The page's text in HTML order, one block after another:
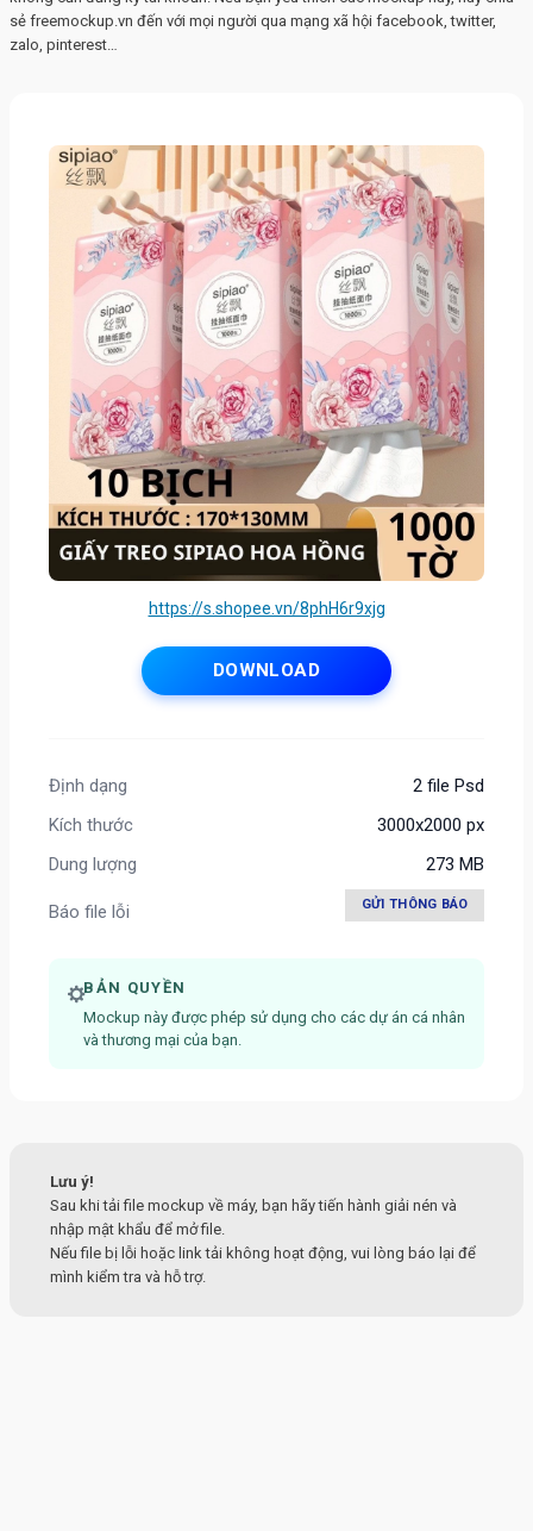
sẻ freemockup.vn đến với mọi người qua mạng xã hội facebook, twitter,
zalo, pinterest…
https://s.shopee.vn/8phH6r9xjg
DOWNLOAD
Định dạng
2 file Psd
Kích thước
3000x2000 px
Dung lượng
273 MB
Báo file lỗi GỬI THÔNG BÁO
BẢN QUYỀN
Mockup này được phép sử dụng cho các dự án cá nhân
và thương mại của bạn.
Lưu ý!
Sau khi tải file mockup về máy, bạn hãy tiến hành giải nén và
nhập mật khẩu để mở file.
Nếu file bị lỗi hoặc link tải không hoạt động, vui lòng báo lại để
mình kiểm tra và hỗ trợ.